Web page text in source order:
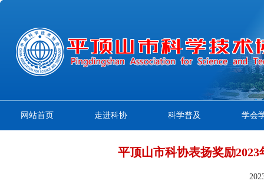
网站首页 走进科协 科学普及 学会
平顶山市科协表扬奖励